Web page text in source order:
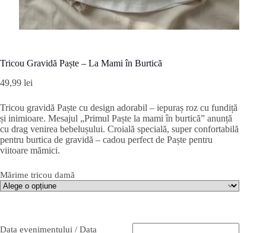
Tricou Gravidă Paște – La Mami în Burtică
49,99 lei
Tricou gravidă Paște cu design adorabil – iepuraș roz cu fundiță
și inimioare. Mesajul „Primul Paște la mami în burtică” anunță
cu drag venirea bebelușului. Croială specială, super confortabilă
pentru burtica de gravidă – cadou perfect de Paște pentru
viitoare mămici.
Mărime tricou damă
Data evenimentului / Data